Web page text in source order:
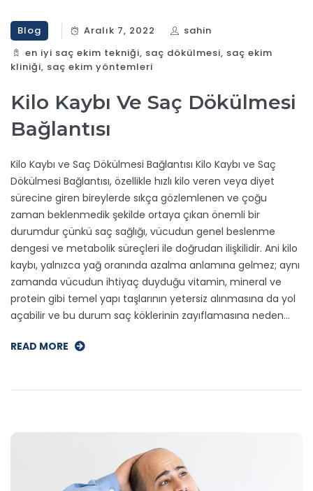
Blog Aralık 7, 2022
sahin
en iyi saç ekim tekniği, saç dökülmesi, saç ekim
kliniği, saç ekim yöntemleri
Kilo Kaybı Ve Saç Dökülmesi
Bağlantısı
Kilo Kaybı ve Saç Dökülmesi Bağlantısı Kilo Kaybı ve Saç
Dökülmesi Bağlantısı, özellikle hızlı kilo veren veya diyet
sürecine giren bireylerde sıkça gözlemlenen ve çoğu
zaman beklenmedik şekilde ortaya çıkan önemli bir
durumdur çünkü saç sağlığı, vücudun genel beslenme
dengesi ve metabolik süreçleri ile doğrudan ilişkilidir. Ani kilo
kaybı, yalnızca yağ oranında azalma anlamına gelmez; aynı
zamanda vücudun ihtiyaç duyduğu vitamin, mineral ve
protein gibi temel yapı taşlarının yetersiz alınmasına da yol
açabilir ve bu durum saç köklerinin zayıflamasına neden…
READ MORE